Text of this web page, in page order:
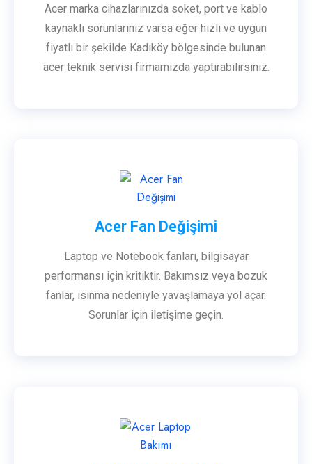
Acer marka cihazlarınızda soket, port ve kablo
kaynaklı sorunlarınız varsa eğer hızlı ve uygun
fiyatlı bir şekilde Kadıköy bölgesinde bulunan
acer teknik servisi firmamızda yaptırabilirsiniz.
Acer Fan Değişimi
Laptop ve Notebook fanları, bilgisayar
performansı için kritiktir. Bakımsız veya bozuk
fanlar, ısınma nedeniyle yavaşlamaya yol açar.
Sorunlar için iletişime geçin.